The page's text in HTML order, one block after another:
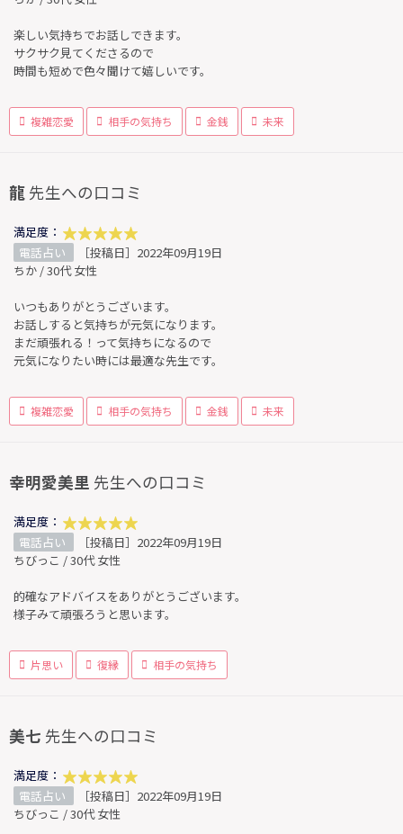
楽しい気持ちでお話しできます。
サクサク見てくださるので
時間も短めで色々聞けて嬉しいです。
複雑恋愛 相手の気持ち 金銭 未来
龍 先生への口コミ
満足度：
電話占い
［投稿日］2022年09月19日
ちか / 30代 女性
いつもありがとうございます。
お話しすると気持ちが元気になります。
まだ頑張れる！って気持ちになるので
元気になりたい時には最適な先生です。
複雑恋愛 相手の気持ち 金銭 未来
幸明愛美里 先生への口コミ
満足度：
電話占い
［投稿日］2022年09月19日
ちびっこ / 30代 女性
的確なアドバイスをありがとうございます。
様子みて頑張ろうと思います。
片思い 復縁 相手の気持ち
美七 先生への口コミ
満足度：
電話占い
［投稿日］2022年09月19日
ちびっこ / 30代 女性